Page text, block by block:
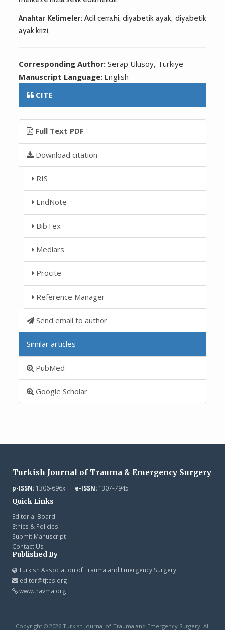
Anahtar Kelimeler: Acil cerrahi, diyabetik ayak, diyabetik
ayak krizi.
Corresponding Author:Serap Ulusoy, Türkiye
Manuscript Language: English
CITE
Full Text PDF
Download citation
RIS
EndNote
BibTex
Medlars
Procite
Reference Manager
Send email to author
Similar articles
PubMed
Google Scholar
Turkish Journal of Trauma & Emergency Surgery
p-ISSN:1306-696x | e-ISSN:1307-7945
Quick Links
Editorial Board
Ethics & Policies
Submit Manuscript
Contact Us
Published By
Turkish Association of Trauma and Emergency Surgery
editor@tjtes.org
www.travma.org
Copyright © 2026 Turkish Journal of Trauma and Emergency Surgery. All